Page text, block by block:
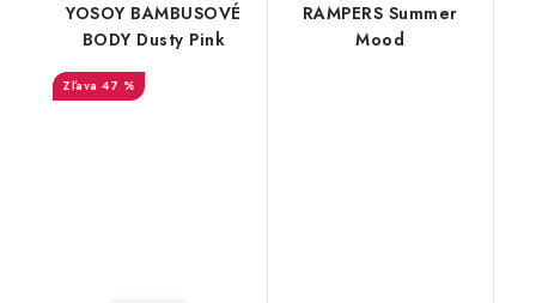
YOSOY BAMBUSOVÉ
BODY Dusty Pink
47 %
RAMPERS Summer
Mood